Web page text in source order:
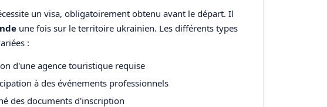
un visa, obligatoirement obtenu avant le départ. Il
une fois sur le territoire ukrainien. Les différents types
:
d'une agence touristique requise
à des événements professionnels
des documents d'inscription